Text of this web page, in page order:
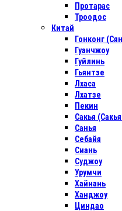
Протарас
Троодос
Китай
Гонконг
Гуанчжоу
Гуйлинь
Гьянтзе
Лхаса
Лхатзе
Пекин
Сакья
Санья
Себайя
Сиань
Суджоу
Урумчи
Хайнань
Ханджоу
Циндао